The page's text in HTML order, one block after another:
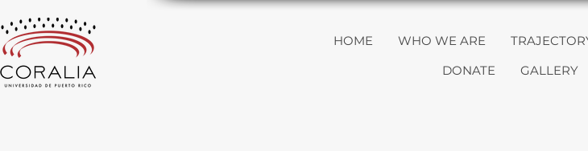
HOME WHO WE ARE
DONATE
GALLERY